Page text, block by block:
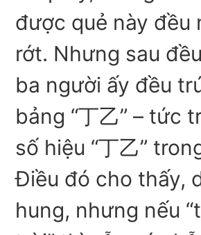
được quẻ này đều
rớt. Nhưng sau
ba người ấy đều
bảng “丁乙” – tức
số hiệu “丁乙”
Điều đó cho thấy,
hung, nhưng nếu